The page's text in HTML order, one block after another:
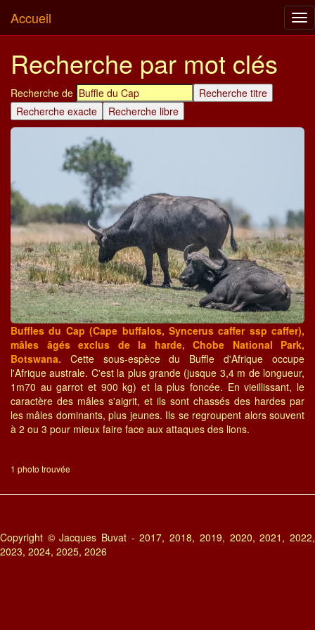
Accueil
Recherche par mot clés
Recherche de
Buffles du Cap (Cape buffalos, Syncerus caffer ssp caffer),
mâles âgés exclus de la harde, Chobe National Park,
Botswana. Cette sous-espèce du Buffle d'Afrique occupe
l'Afrique australe. C'est la plus grande (jusque 3,4 m de longueur,
1m70 au garrot et 900 kg) et la plus foncée. En vieillissant, le
caractère des mâles s'aigrit, et ils sont chassés des hardes par
les mâles dominants, plus jeunes. Ils se regroupent alors souvent
à 2 ou 3 pour mieux faire face aux attaques des lions.
1 photo trouvée
Copyright © Jacques Buvat - 2017, 2018, 2019, 2020, 2021, 2022,
2023, 2024, 2025, 2026